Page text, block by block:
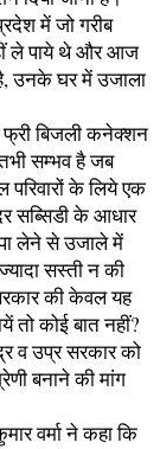
में जो गरीब
ले पाये थे और आज
उनके घर में उजाला
फ्री बिजली कनेक्शन
सम्भव है जब
परिवारों के लिये एक
सब्सिडी के आधार
लेने से उजाले में
सस्ती न की
की केवल यह
तो कोई बात नहीं?
व उप्र सरकार को
बनाने की मांग
वर्मा ने कहा कि